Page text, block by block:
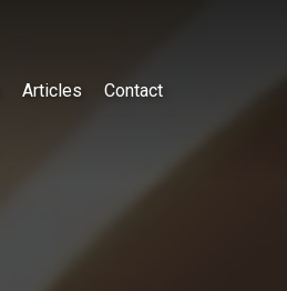
Articles Contact